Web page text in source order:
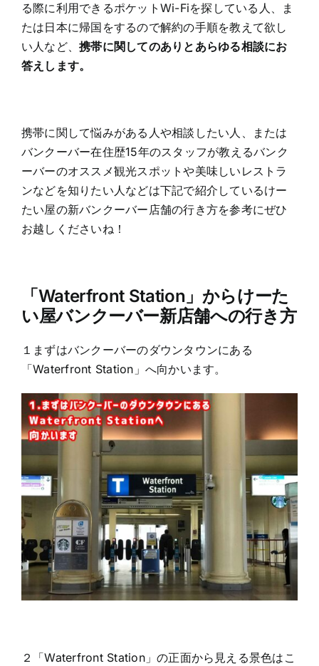
る際に利用できるポケットWi-Fiを探している人、ま
たは日本に帰国をするので解約の手順を教えて欲し
い人など、携帯に関してのありとあらゆる相談にお
答えします。
携帯に関して悩みがある人や相談したい人、または
バンクーバー在住歴15年のスタッフが教えるバンク
ーバーのオススメ観光スポットや美味しいレストラ
ンなどを知りたい人などは下記で紹介しているけー
たい屋の新バンクーバー店舗の行き方を参考にぜひ
お越しくださいね！
「Waterfront Station」からけーた
い屋バンクーバー新店舗への行き方
１まずはバンクーバーのダウンタウンにある
「Waterfront Station」へ向かいます。
２「Waterfront Station」の正面から見える景色はこ